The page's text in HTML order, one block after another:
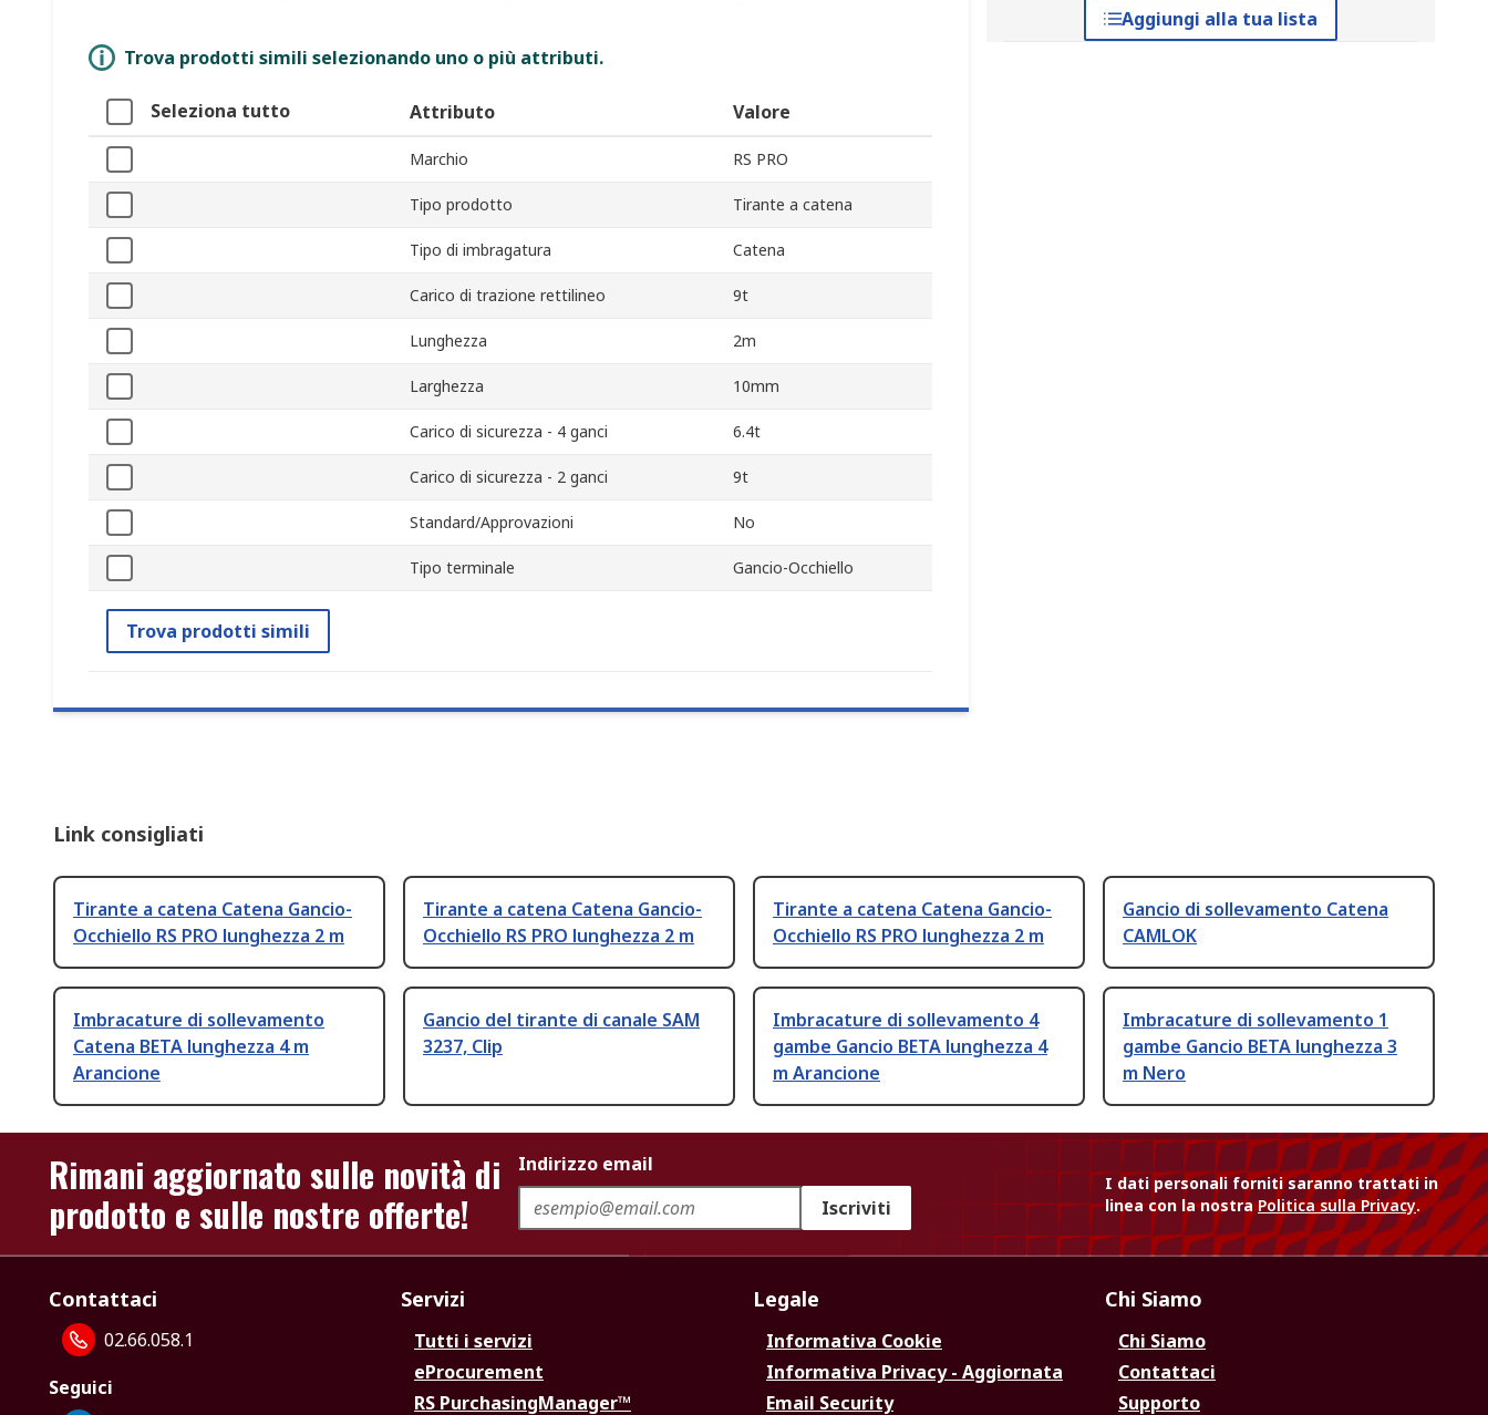
Aggiungi alla tua lista
Trova prodotti simili selezionando uno o più attributi.
Seleziona tutto Attributo Valore
Marchio RS PRO
Tipo prodotto Tirante a catena
Tipo di imbragatura Catena
Carico di trazione rettilineo 9t
Lunghezza 2m
Larghezza 10mm
Carico di sicurezza - 4 ganci 6.4t
Carico di sicurezza - 2 ganci 9t
Standard/Approvazioni No
Tipo terminale Gancio-Occhiello
Trova prodotti simili
Link consigliati
Tirante a catena Catena Gancio-
Occhiello RS PRO lunghezza 2 m
Tirante a catena Catena Gancio-
Occhiello RS PRO lunghezza 2 m
Tirante a catena Catena Gancio-
Occhiello RS PRO lunghezza 2 m
Gancio di sollevamento Catena
CAMLOK
Imbracature di sollevamento
Catena BETA lunghezza 4 m
Arancione
Gancio del tirante di canale SAM
3237, Clip
Imbracature di sollevamento 4
gambe Gancio BETA lunghezza 4
m Arancione
Imbracature di sollevamento 1
gambe Gancio BETA lunghezza 3
m Nero
Rimani aggiornato sulle novità di
prodotto e sulle nostre offerte!
Indirizzo email
Iscriviti
I dati personali forniti saranno trattati in
linea con la nostraPolitica sulla Privacy.
Contattaci
02.66.058.1
Seguici
Servizi
Tutti i servizi
eProcurement
RS PurchasingManager™
Legale
Informativa Cookie
Informativa Privacy - Aggiornata
Email Security
Chi Siamo
Chi Siamo
Contattaci
Supporto